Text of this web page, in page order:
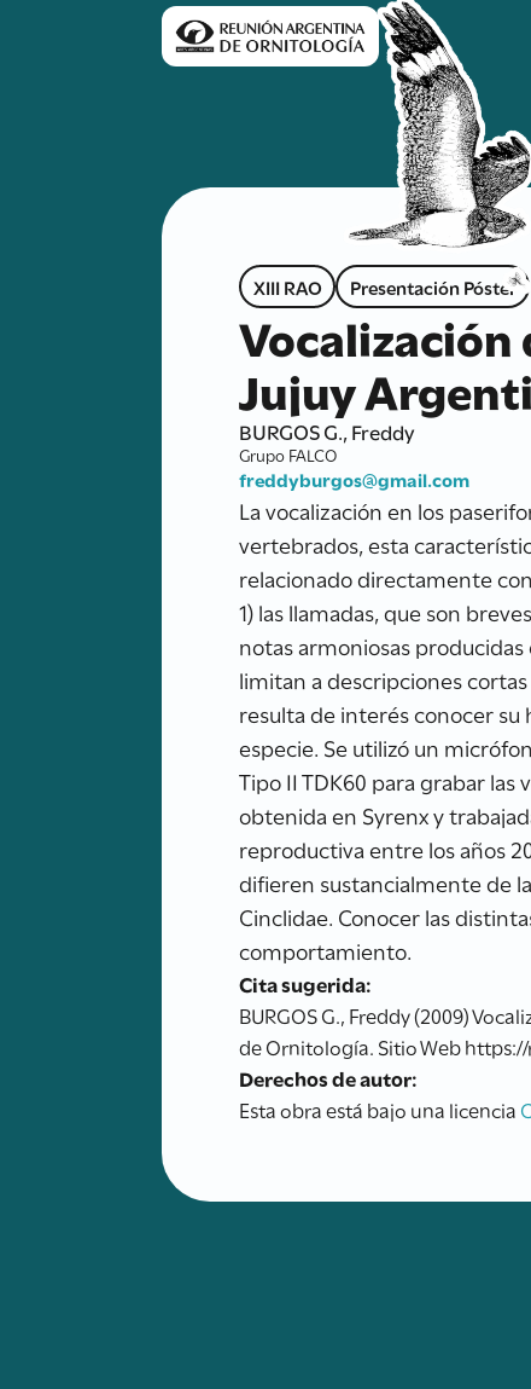
XIII RAO Presentación Póster
Vocalización
Jujuy
BURGOS G., Freddy
Grupo FALCO
freddyburgos@gmail.com
La vocalización en los
vertebrados, esta
relacionado directamente
1) las llamadas, que son
notas armoniosas
limitan a descripciones
resulta de interés conocer
especie. Se utilizó un
Tipo II TDK60 para grabar
obtenida en Syrenx y
reproductiva entre los años
difieren sustancialmente de
Cinclidae. Conocer las
comportamiento.
Cita sugerida:
BURGOS G., Freddy (2009)
de Ornitología. Sitio Web
Derechos de autor:
Esta obra está bajo una licencia